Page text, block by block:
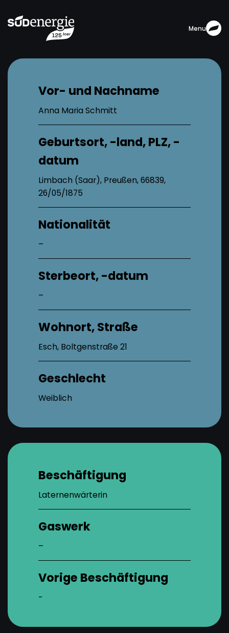
Menu
Vor- und Nachname
Anna Maria Schmitt
Geburtsort, -land, PLZ, -
datum
Limbach (Saar), Preußen, 66839,
26/05/1875
Nationalität
–
Sterbeort, -datum
–
Wohnort, Straße
Esch, Boltgenstraße 21
Geschlecht
Weiblich
Beschäftigung
Laternenwärterin
Gaswerk
–
Vorige Beschäftigung
-